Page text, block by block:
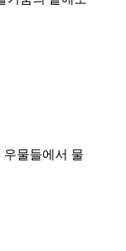
물들에서 물